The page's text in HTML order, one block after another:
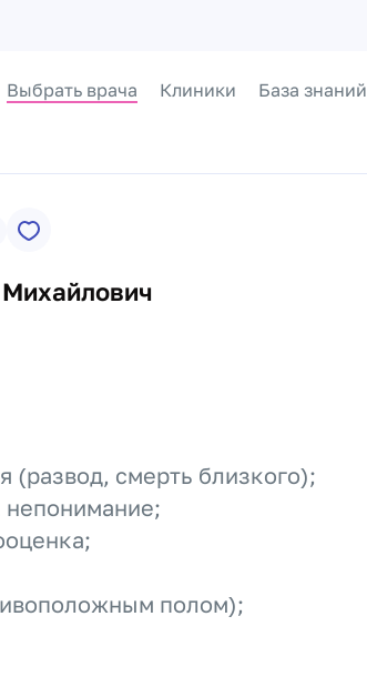
Выбрать врача Клиники База знаний
смерть близкого);
полом);